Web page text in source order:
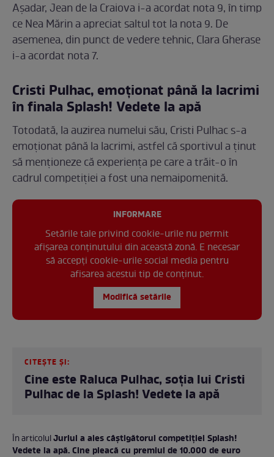
Așadar, Jean de la Craiova i-a acordat nota 9, în timp
ce Nea Mărin a apreciat saltul tot la nota 9. De
asemenea, din punct de vedere tehnic, Clara Gherase
i-a acordat nota 7.
Cristi Pulhac, emoționat până la lacrimi
în finala Splash! Vedete la apă
Totodată, la auzirea numelui său, Cristi Pulhac s-a
emoționat până la lacrimi, astfel că sportivul a ținut
să menționeze că experiența pe care a trăit-o în
cadrul competiției a fost una nemaipomenită.
INFORMARE
Setările tale privind cookie-urile nu permit
afișarea conținutului din această zonă. E necesar
să accepți cookie-urile social media pentru
afisarea acestui tip de conținut.
Modifică setările
CITEȘTE ȘI:
Cine este Raluca Pulhac, soția lui Cristi
Pulhac de la Splash! Vedete la apă
În articolulJuriul a ales câștigătorul competiției Splash!
Vedete la apă. Cine pleacă cu premiul de 10.000 de euro